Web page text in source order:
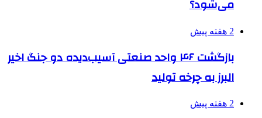
می‌شود؟
2 هفته پیش
بازگشت ۴۶ واحد صنعتی آسیب‌دیده دو جنگ اخیر
البرز به چرخه تولید
2 هفته پیش